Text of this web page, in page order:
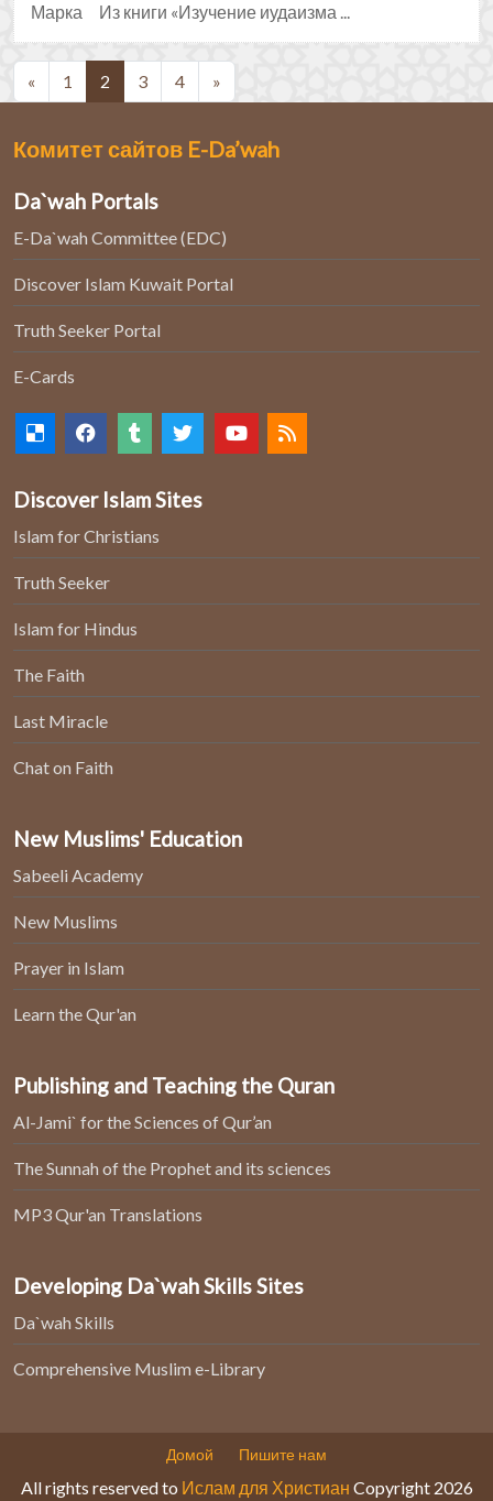
Марка Из книги «Изучение иудаизма ...
« 1 2 (current)
3 4 »
Комитет сайтов E-Da’wah
Da`wah Portals
E-Da`wah Committee (EDC)
Discover Islam Kuwait Portal
Truth Seeker Portal
E-Cards
Discover Islam Sites
Islam for Christians
Truth Seeker
Islam for Hindus
The Faith
Last Miracle
Chat on Faith
New Muslims' Education
Sabeeli Academy
New Muslims
Prayer in Islam
Learn the Qur'an
Publishing and Teaching the Quran
Al-Jami` for the Sciences of Qur’an
The Sunnah of the Prophet and its sciences
MP3 Qur'an Translations
Developing Da`wah Skills Sites
Da`wah Skills
Comprehensive Muslim e-Library
Домой Пишите нам
All rights reserved to Ислам для Христиан Copyright 2026